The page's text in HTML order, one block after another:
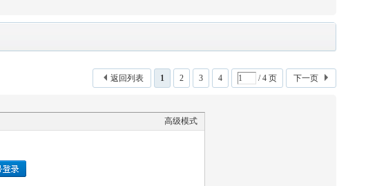
1 2 3 4 / 4 页 下一页
返回列表
高级模式